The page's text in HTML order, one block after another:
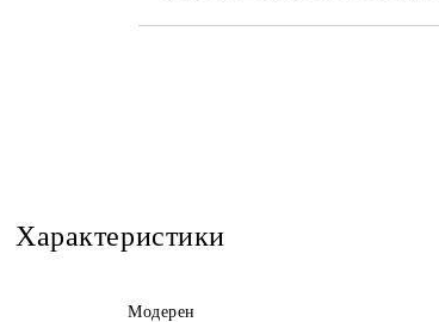
Характеристики
Модерен